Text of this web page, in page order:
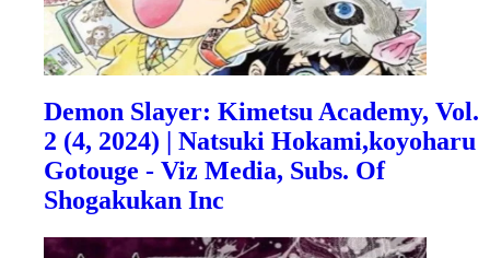
Demon Slayer: Kimetsu Academy, Vol.
2 (4, 2024) | Natsuki Hokami,koyoharu
Gotouge - Viz Media, Subs. Of
Shogakukan Inc